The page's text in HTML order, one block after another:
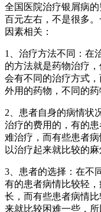
全国医院治疗银屑病
百元左右，不是很多
因素相关：
1、治疗方法不同：在
的方法就是药物治疗
会有不同的治疗方式
外用的药物，不同的
2、患者自身的病情状
治疗的费用的，有的
难治疗，而有些患者
以治疗起来就比较的
3、患者的选择：在不
有的患者病情比较轻
长，而有些患者病情
来就比较困难一些，